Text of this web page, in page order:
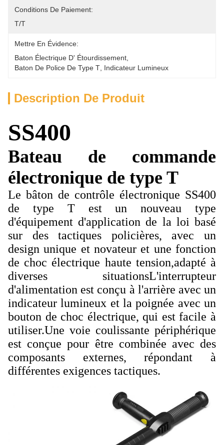
Conditions De Paiement:
T/T
Mettre En Évidence:
Baton Électrique D' Étourdissement
Baton De Police De Type T Indicateur Lumineux
Description De Produit
SS400
Bateau de commande
électronique de type T
Le bâton de contrôle électronique SS400
de type T est un nouveau type
d'équipement d'application de la loi basé
sur des tactiques policières, avec un
design unique et novateur et une fonction
de choc électrique haute tension,adapté à
diverses situationsL'interrupteur
d'alimentation est conçu à l'arrière avec un
indicateur lumineux et la poignée avec un
bouton de choc électrique, qui est facile à
utiliser.Une voie coulissante périphérique
est conçue pour être combinée avec des
composants externes, répondant à
différentes exigences tactiques.